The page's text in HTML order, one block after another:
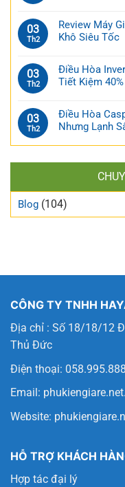
03
Th2
Review Máy
Khô Siêu Tốc
03
Th2
Điều Hòa
Tiết Kiệm
03
Th2
Điều Hòa
Nhưng Lạnh
Blog (104)
CÔNG TY TNHH
Địa chỉ : Số 18/18/12
Thủ Đức
Điện thoại:
Email:
Website:
HỖ TRỢ KHÁCH
Hợp tác đại lý